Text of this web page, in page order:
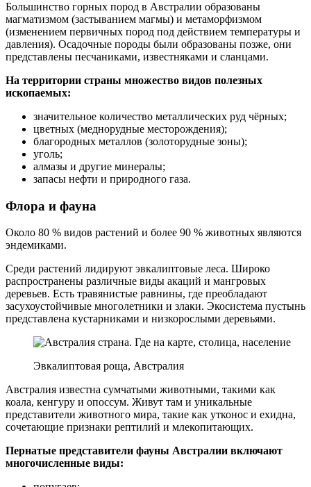
Большинство горных пород в Австралии образованы
магматизмом (застыванием магмы) и метаморфизмом
(изменением первичных пород под действием температуры и
давления). Осадочные породы были образованы позже, они
представлены песчаниками, известняками и сланцами.
На территории страны множество видов полезных
ископаемых:
значительное количество металлических руд чёрных;
цветных (меднорудные месторождения);
благородных металлов (золоторудные зоны);
уголь;
алмазы и другие минералы;
запасы нефти и природного газа.
Флора и фауна
Около 80 % видов растений и более 90 % животных являются
эндемиками.
Среди растений лидируют эвкалиптовые леса. Широко
распространены различные виды акаций и мангровых
деревьев. Есть травянистые равнины, где преобладают
засухоустойчивые многолетники и злаки. Экосистема пустынь
представлена кустарниками и низкорослыми деревьями.
Эвкалиптовая роща, Австралия
Австралия известна сумчатыми животными, такими как
коала, кенгуру и опоссум. Живут там и уникальные
представители животного мира, такие как утконос и ехидна,
сочетающие признаки рептилий и млекопитающих.
Пернатые представители фауны Австралии включают
многочисленные виды: